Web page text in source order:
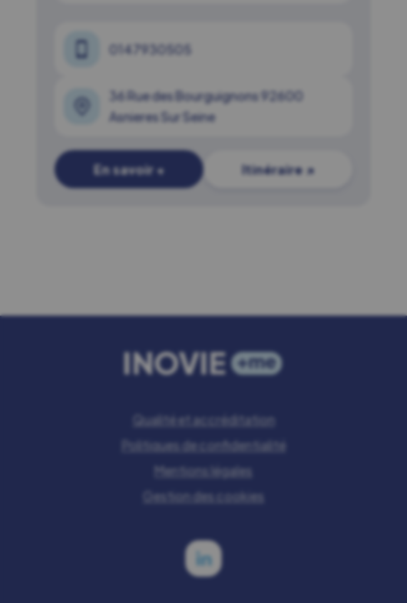
0147930505
36 Rue des Bourguignons 92600
Asnieres Sur Seine
En savoir + Itinéraire ↗
Qualité et accréditation
Politiques de confidentialité
Mentions légales
Gestion des cookies